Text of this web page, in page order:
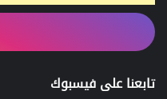
تابعنا على فيسبوك